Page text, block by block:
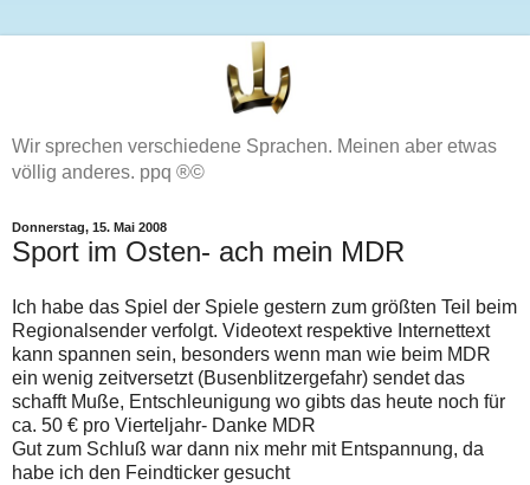
Wir sprechen verschiedene Sprachen. Meinen aber etwas
völlig anderes. ppq ®©
Donnerstag, 15. Mai 2008
Sport im Osten- ach mein MDR
Ich habe das Spiel der Spiele gestern zum größten Teil beim
Regionalsender verfolgt. Videotext respektive Internettext
kann spannen sein, besonders wenn man wie beim MDR
ein wenig zeitversetzt (Busenblitzergefahr) sendet das
schafft Muße, Entschleunigung wo gibts das heute noch für
ca. 50 € pro Vierteljahr- Danke MDR
Gut zum Schluß war dann nix mehr mit Entspannung, da
habe ich den Feindticker gesucht